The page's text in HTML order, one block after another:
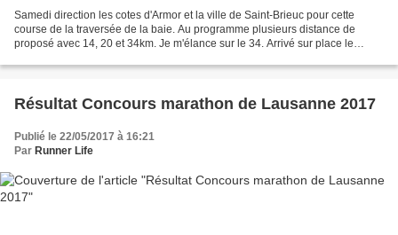
Samedi direction les cotes d'Armor et la ville de Saint-Brieuc pour cette
course de la traversée de la baie. Au programme plusieurs distance de
proposé avec 14, 20 et 34km. Je m'élance sur le 34. Arrivé sur place le
Résultat Concours marathon de Lausanne 2017
Publié le 22/05/2017 à 16:21
Par Runner Life